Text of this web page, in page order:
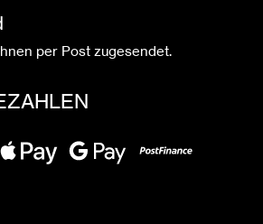
per Post zugesendet.